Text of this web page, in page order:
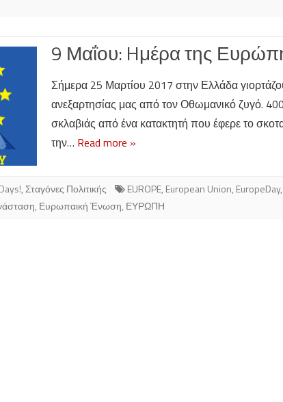
9 Μαΐου: Hμέρα της
Σήμερα 25 Μαρτίου 2017 στην Ελλάδα
ανεξαρτησίας μας από τον Οθωμανικό ζυγό.
σκλαβιάς από ένα κατακτητή που έφερε το
την… Read more »
,Σταγόνες Πολιτικής EUROPE, European Union, EuropeDay,
, Ευρωπαική Ένωση, ΕΥΡΩΠΗ